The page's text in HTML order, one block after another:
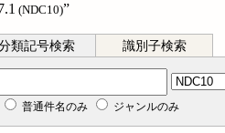
(NDC10)”
類記号検索 識別子検索
普通件名のみ ジャンルのみ